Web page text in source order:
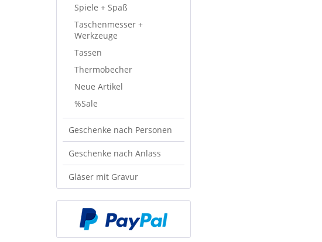
Spiele + Spaß
Taschenmesser +
Werkzeuge
Tassen
Thermobecher
Neue Artikel
%Sale
Geschenke nach Personen
Geschenke nach Anlass
Gläser mit Gravur